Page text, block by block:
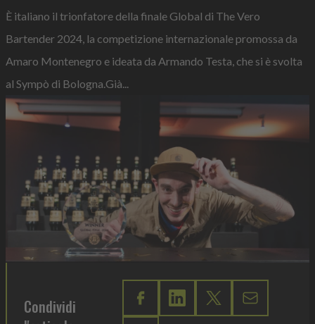
È italiano il trionfatore della finale Global di The Vero
Bartender 2024, la competizione internazionale promossa da
Amaro Montenegro e ideata da Armando Testa, che si è svolta
al Sympò di Bologna.Già...
Condividi